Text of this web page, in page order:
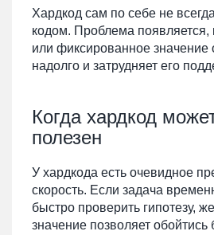
Хардкод сам по себе не
кодом. Проблема появляется,
или фиксированное значение
надолго и затрудняет его
Когда хардкод
полезен
У хардкода есть очевидное
скорость. Если задача
быстро проверить гипотезу,
значение позволяет обойтись